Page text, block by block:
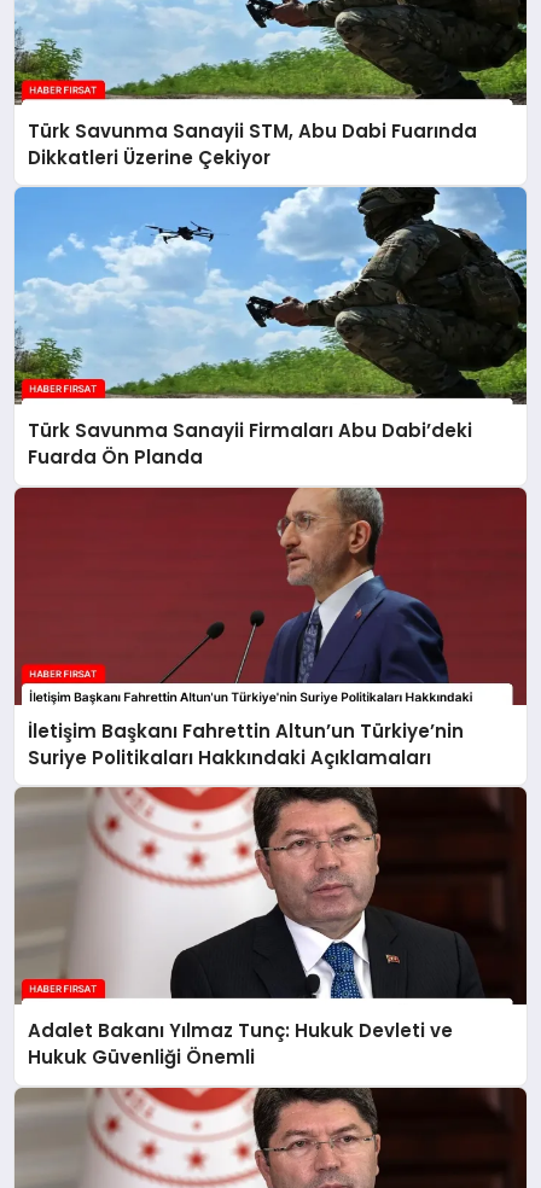
Türk Savunma Sanayii STM, Abu Dabi Fuarında
Dikkatleri Üzerine Çekiyor
Türk Savunma Sanayii Firmaları Abu Dabi’deki
Fuarda Ön Planda
İletişim Başkanı Fahrettin Altun’un Türkiye’nin
Suriye Politikaları Hakkındaki Açıklamaları
Adalet Bakanı Yılmaz Tunç: Hukuk Devleti ve
Hukuk Güvenliği Önemli